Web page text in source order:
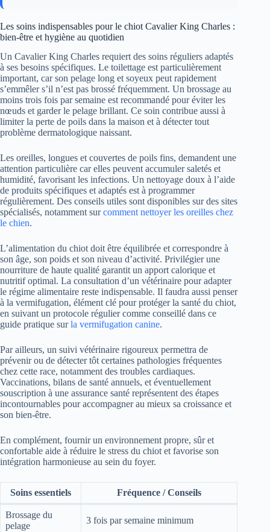
Les soins indispensables pour le chiot Cavalier King Charles :
bien-être et hygiène au quotidien
Un Cavalier King Charles requiert des soins réguliers adaptés
à ses besoins spécifiques. Le toilettage est particulièrement
important, car son pelage long et soyeux peut rapidement
s’emmêler s’il n’est pas brossé fréquemment. Un brossage au
moins trois fois par semaine est recommandé pour éviter les
nœuds et garder le pelage brillant. Ce soin contribue aussi à
limiter la perte de poils dans la maison et à détecter tout
problème dermatologique naissant.
Les oreilles, longues et couvertes de poils fins, demandent une
attention particulière car elles peuvent accumuler saletés et
humidité, favorisant les infections. Un nettoyage doux à l’aide
de produits spécifiques et adaptés est à programmer
régulièrement. Des conseils utiles sont disponibles sur des sites
spécialisés, notamment surcomment nettoyer les oreilles chez
le chien.
L’alimentation du chiot doit être équilibrée et correspondre à
son âge, son poids et son niveau d’activité. Privilégier une
nourriture de haute qualité garantit un apport calorique et
nutritif optimal. La consultation d’un vétérinaire pour adapter
le régime alimentaire reste indispensable. Il faudra aussi penser
à la vermifugation, élément clé pour protéger la santé du chiot,
en suivant un protocole régulier comme conseillé dans ce
guide pratique surla vermifugation canine.
Par ailleurs, un suivi vétérinaire rigoureux permettra de
prévenir ou de détecter tôt certaines pathologies fréquentes
chez cette race, notamment des troubles cardiaques.
Vaccinations, bilans de santé annuels, et éventuellement
souscription à une assurance santé représentent des étapes
incontournables pour accompagner au mieux sa croissance et
son bien-être.
En complément, fournir un environnement propre, sûr et
confortable aide à réduire le stress du chiot et favorise son
intégration harmonieuse au sein du foyer.
Soins essentiels Fréquence / Conseils
Brossage du
pelage
3 fois par semaine minimum